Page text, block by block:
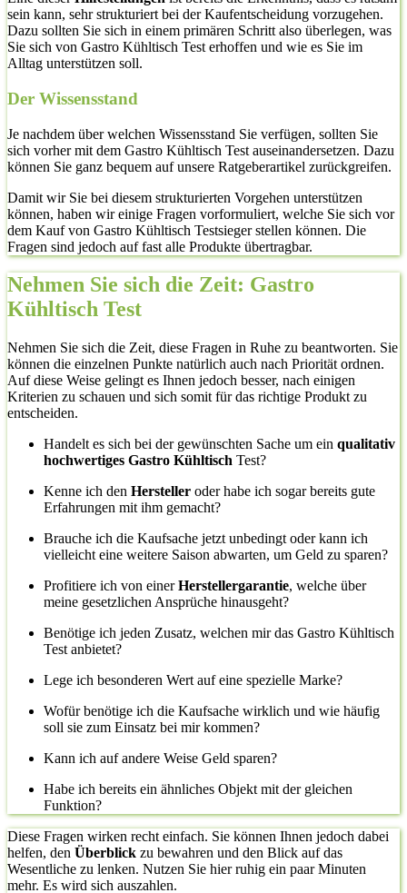
sein kann, sehr strukturiert bei der Kaufentscheidung vorzugehen.
Dazu sollten Sie sich in einem primären Schritt also überlegen, was
Sie sich von Gastro Kühltisch Test erhoffen und wie es Sie im
Alltag unterstützen soll.
Der Wissensstand
Je nachdem über welchen Wissensstand Sie verfügen, sollten Sie
sich vorher mit dem Gastro Kühltisch Test auseinandersetzen. Dazu
können Sie ganz bequem auf unsere Ratgeberartikel zurückgreifen.
Damit wir Sie bei diesem strukturierten Vorgehen unterstützen
können, haben wir einige Fragen vorformuliert, welche Sie sich vor
dem Kauf von Gastro Kühltisch Testsieger stellen können. Die
Fragen sind jedoch auf fast alle Produkte übertragbar.
Nehmen Sie sich die Zeit: Gastro
Kühltisch Test
Nehmen Sie sich die Zeit, diese Fragen in Ruhe zu beantworten. Sie
können die einzelnen Punkte natürlich auch nach Priorität ordnen.
Auf diese Weise gelingt es Ihnen jedoch besser, nach einigen
Kriterien zu schauen und sich somit für das richtige Produkt zu
entscheiden.
Handelt es sich bei der gewünschten Sache um ein qualitativ
hochwertiges Gastro Kühltisch Test?
Kenne ich den Hersteller oder habe ich sogar bereits gute
Erfahrungen mit ihm gemacht?
Brauche ich die Kaufsache jetzt unbedingt oder kann ich
vielleicht eine weitere Saison abwarten, um Geld zu sparen?
Profitiere ich von einerHerstellergarantie, welche über
meine gesetzlichen Ansprüche hinausgeht?
Benötige ich jeden Zusatz, welchen mir das Gastro Kühltisch
Test anbietet?
Lege ich besonderen Wert auf eine spezielle Marke?
Wofür benötige ich die Kaufsache wirklich und wie häufig
soll sie zum Einsatz bei mir kommen?
Kann ich auf andere Weise Geld sparen?
Habe ich bereits ein ähnliches Objekt mit der gleichen
Funktion?
Diese Fragen wirken recht einfach. Sie können Ihnen jedoch dabei
helfen, den Überblick zu bewahren und den Blick auf das
Wesentliche zu lenken. Nutzen Sie hier ruhig ein paar Minuten
mehr. Es wird sich auszahlen.